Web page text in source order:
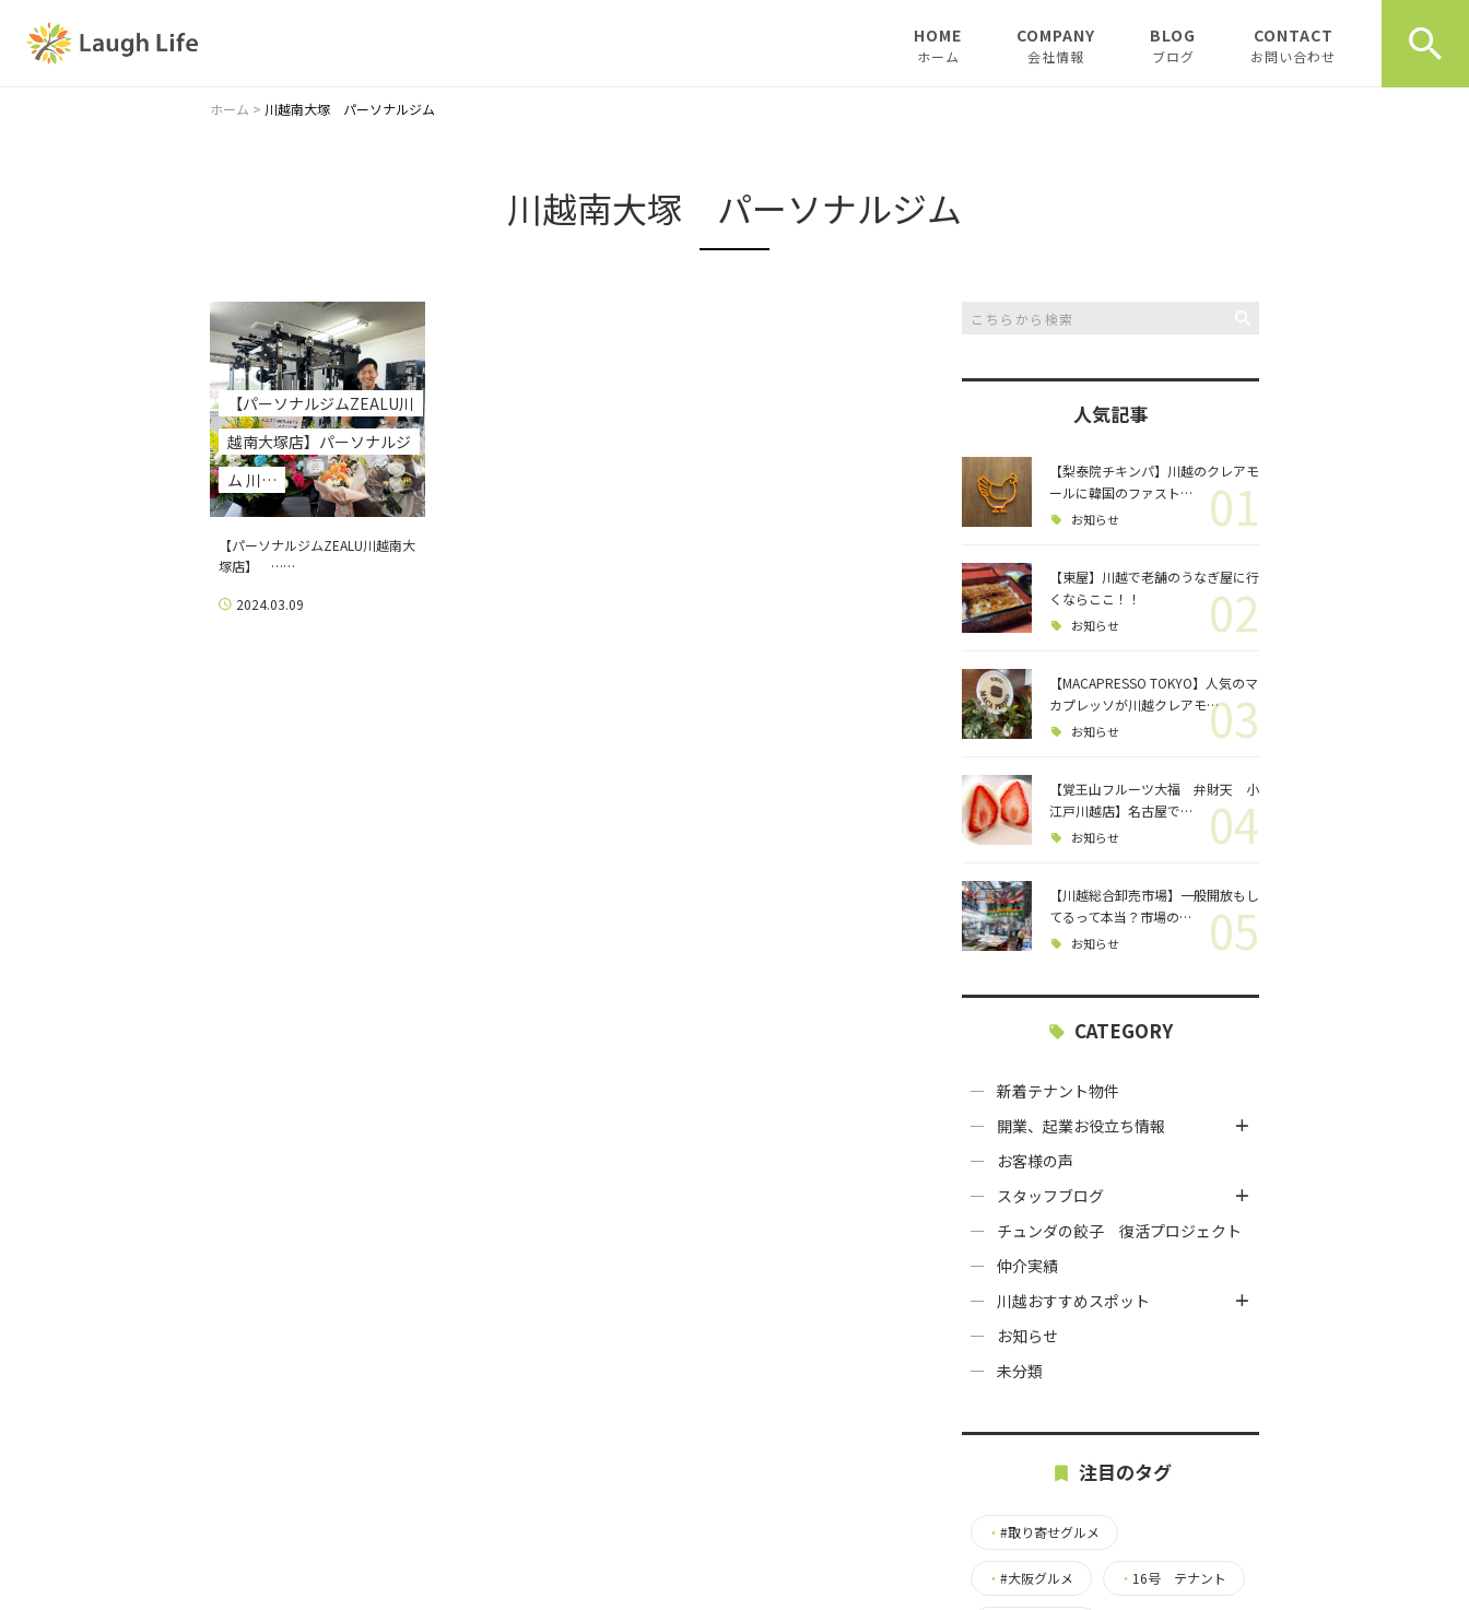
HOME
ホーム
COMPANY
会社情報
BLOG
ブログ
チュンダの餃子 復活プ
ロジェクト
CONTACT
お問い合わせ
ホーム > 川越南大塚 パーソナルジム
川越南大塚 パーソナルジム
【パーソナルジムZEALU川
越南大塚店】パーソナルジ
ム 川…
【パーソナルジムZEALU川越南大
塚店】 ……
2024.03.09
人気記事
【梨泰院チキンパ】川越のクレアモ
ールに韓国のファスト…
お知らせ 01
【東屋】川越で老舗のうなぎ屋に行
くならここ！！
お知らせ 02
【MACAPRESSO TOKYO】人気のマ
カプレッソが川越クレアモ…
お知らせ 03
【覚王山フルーツ大福 弁財天 小
江戸川越店】名古屋で…
お知らせ 04
【川越総合卸売市場】一般開放もし
てるって本当？市場の…
お知らせ 05
CATEGORY
新着テナント物件
開業、起業お役立ち情報
お客様の声
スタッフブログ
チュンダの餃子 復活プロジェクト
仲介実績
川越おすすめスポット
お知らせ
未分類
注目のタグ
・ #取り寄せグルメ
・ #大阪グルメ ・ 16号 テナント